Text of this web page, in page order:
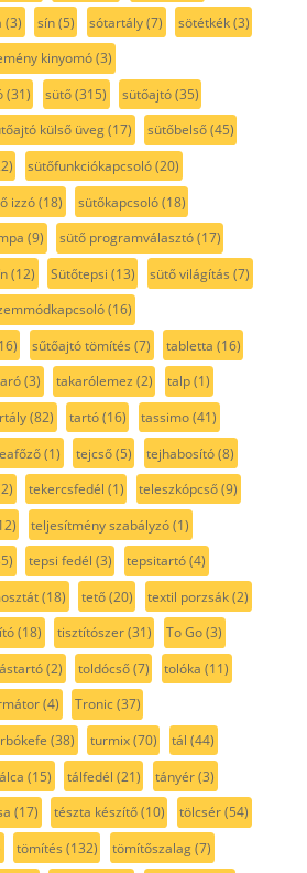
(3) sín(5) sótartály(7) sötétkék(3)
kinyomó(3)
(31) sütő(315) sütőajtó(35)
külső üveg(17) sütőbelső(45)
sütőfunkciókapcsoló(20)
izzó(18) sütőkapcsoló(18)
(9) sütő programválasztó(17)
(12) Sütőtepsi (13) sütő világítás (7)
(16)
sűtőajtó tömítés (7) tabletta (16)
(3) takarólemez (2) talp(1)
(82) tartó(16) tassimo(41)
(1) tejcső(5) tejhabosító(8)
tekercsfedél (1) teleszkópcső(9)
teljesítmény szabályzó(1)
tepsi fedél (3) tepsitartó(4)
(18) tető(20) textil porzsák(2)
(18) tisztítószer(31) To Go(3)
(2) toldócső(7) tolóka (11)
(4) Tronic(37)
(38) turmix(70) tál (44)
(15) tálfedél (21) tányér(3)
(17) tészta készítő(10) tölcsér(54)
tömítés (132) tömítőszalag(7)